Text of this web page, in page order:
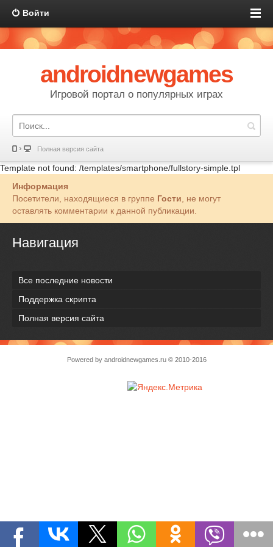
Войти
androidnewgames
Игровой портал о популярных играх
Полная версия сайта
Template not found: /templates/smartphone/fullstory-simple.tpl
Информация
Посетители, находящиеся в группе Гости , не могут
оставлять комментарии к данной публикации.
Навигация
Все последние новости
Поддержка скрипта
Полная версия сайта
Powered by androidnewgames.ru© 2010-2016